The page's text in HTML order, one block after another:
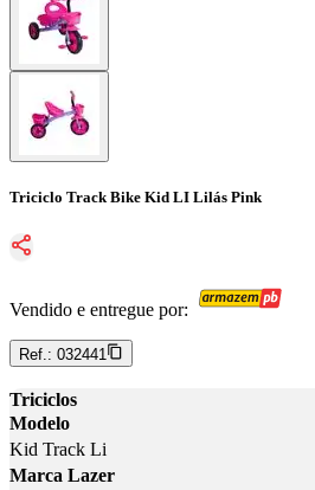
Triciclo Track Bike Kid LI Lilás Pink
Vendido e entregue por:
Ref.: 032441
Triciclos
Modelo
Kid Track Li
Marca Lazer